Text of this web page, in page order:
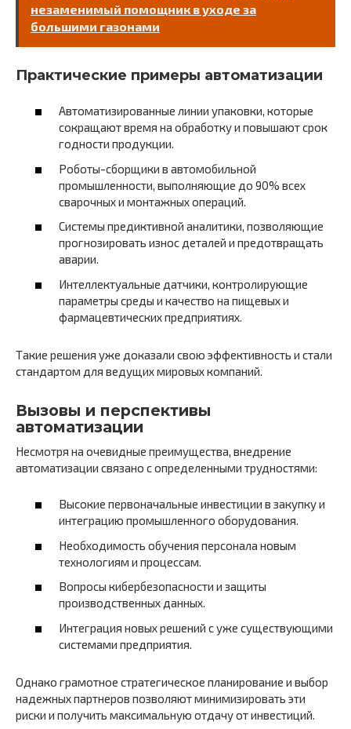
незаменимый помощник в уходе за
большими газонами
Практические примеры автоматизации
Автоматизированные линии упаковки, которые
сокращают время на обработку и повышают срок
годности продукции.
Роботы-сборщики в автомобильной
промышленности, выполняющие до 90% всех
сварочных и монтажных операций.
Системы предиктивной аналитики, позволяющие
прогнозировать износ деталей и предотвращать
аварии.
Интеллектуальные датчики, контролирующие
параметры среды и качество на пищевых и
фармацевтических предприятиях.
Такие решения уже доказали свою эффективность и стали
стандартом для ведущих мировых компаний.
Вызовы и перспективы
автоматизации
Несмотря на очевидные преимущества, внедрение
автоматизации связано с определенными трудностями:
Высокие первоначальные инвестиции в закупку и
интеграцию промышленного оборудования.
Необходимость обучения персонала новым
технологиям и процессам.
Вопросы кибербезопасности и защиты
производственных данных.
Интеграция новых решений с уже существующими
системами предприятия.
Однако грамотное стратегическое планирование и выбор
надежных партнеров позволяют минимизировать эти
риски и получить максимальную отдачу от инвестиций.